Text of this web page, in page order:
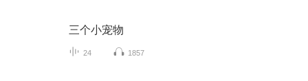
三个小宠物
24 1857